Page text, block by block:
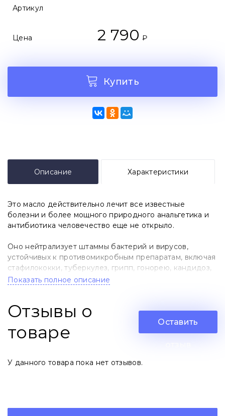
Артикул
Цена 2 790 ₽
Купить
Описание Характеристики
Это масло действительно лечит все известные
болезни и более мощного природного анальгетика и
антибиотика человечество еще не открыло.
Оно нейтрализует штаммы бактерий и вирусов,
устойчивых к противомикробным препаратам, включая
стафилококки, туберкулез, грипп, гонорею, кандидоз,
малярию и самое модное сейчас заболевание.
связан с тимохиноном и тимогидрохиноном, которые
Масло черного тмина улучшает функцию печени,
клетки.
лечении диабета, так как приводит к снижению
Показать полное описание
Отзывы о
товаре
Оставить
У данного товара пока нет отзывов.